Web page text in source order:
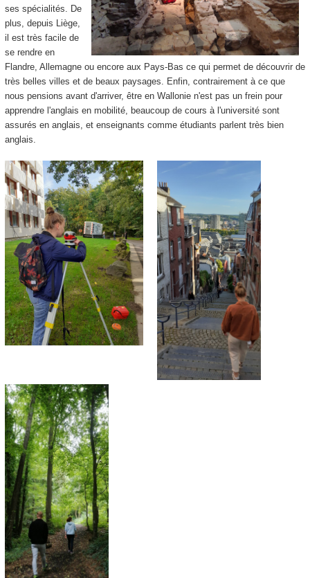
ses spécialités. De
plus, depuis Liège,
il est très facile de
se rendre en
Flandre, Allemagne ou encore aux Pays-Bas ce qui permet de découvrir de
très belles villes et de beaux paysages. Enfin, contrairement à ce que
nous pensions avant d'arriver, être en Wallonie n'est pas un frein pour
apprendre l'anglais en mobilité, beaucoup de cours à l'université sont
assurés en anglais, et enseignants comme étudiants parlent très bien
anglais.